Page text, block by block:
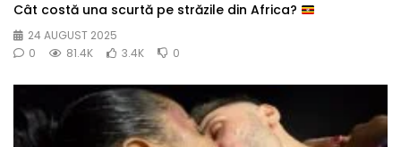
Cât costă una scurtă pe străzile din Africa?
24 AUGUST 2025
0
81.4K 3.4K 0